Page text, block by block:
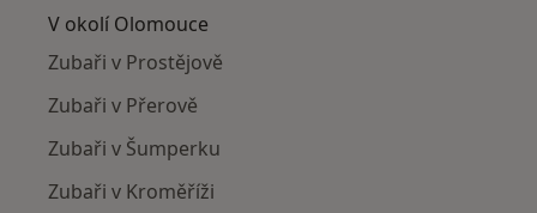
V okolí Olomouce
Zubaři v Prostějově
Zubaři v Přerově
Zubaři v Šumperku
Zubaři v Kroměříži